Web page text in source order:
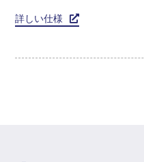
詳しい仕様